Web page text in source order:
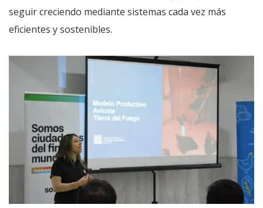
seguir creciendo mediante sistemas cada vez más
eficientes y sostenibles.